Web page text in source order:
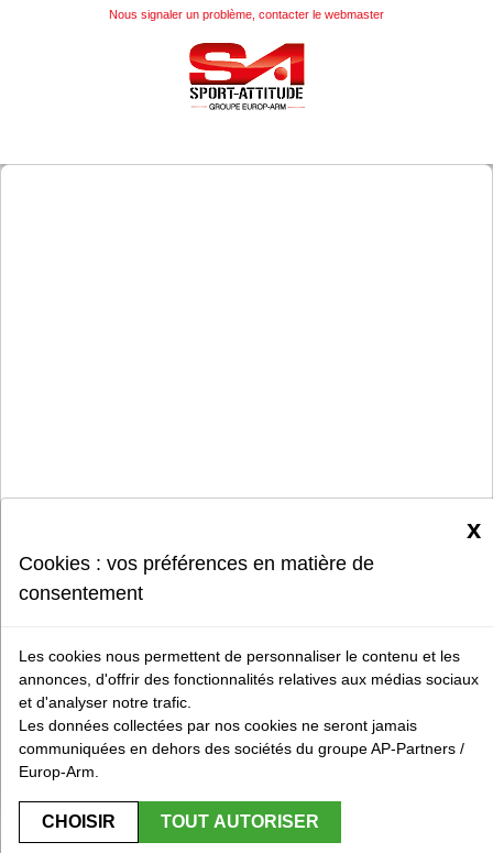
Nous signaler un problème, contacter le webmaster
Cookies : vos préférences en matière de
consentement
x
Les cookies nous permettent de personnaliser le contenu et les
annonces, d'offrir des fonctionnalités relatives aux médias sociaux
et d'analyser notre trafic.
Les données collectées par nos cookies ne seront jamais
communiquées en dehors des sociétés du groupe AP-Partners /
Europ-Arm.
CHOISIR TOUT AUTORISER